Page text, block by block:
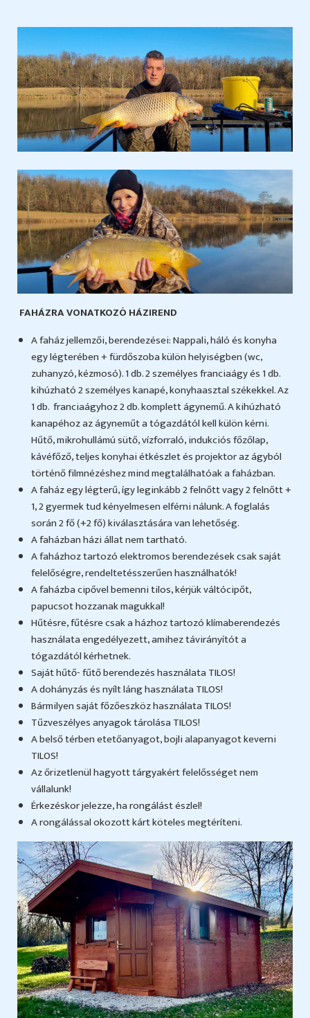
FAHÁZRA VONATKOZÓ HÁZIREND
A faház jellemzői, berendezései: Nappali, háló és konyha
egy légterében + fürdőszoba külön helyiségben (wc,
zuhanyzó, kézmosó). 1 db. 2 személyes franciaágy és 1 db.
kihúzható 2 személyes kanapé, konyhaasztal székekkel. Az
1 db. franciaágyhoz 2 db. komplett ágynemű. A kihúzható
kanapéhoz az ágyneműt a tógazdától kell külön kérni.
Hűtő, mikrohullámú sütő, vízforraló, indukciós főzőlap,
kávéfőző, teljes konyhai étkészlet és projektor az ágyból
történő filmnézéshez mind megtalálhatóak a faházban.
A faház egy légterű, így leginkább 2 felnőtt vagy 2 felnőtt +
1, 2 gyermek tud kényelmesen elférni nálunk. A foglalás
során 2 fő (+2 fő) kiválasztására van lehetőség.
A faházban házi állat nem tartható.
A faházhoz tartozó elektromos berendezések csak saját
felelőségre, rendeltetésszerűen használhatók!
A faházba cipővel bemenni tilos, kérjük váltócipőt,
papucsot hozzanak magukkal!
Hűtésre, fűtésre csak a házhoz tartozó klímaberendezés
használata engedélyezett, amihez távirányítót a
tógazdától kérhetnek.
Saját hűtő- fűtő berendezés használata TILOS!
A dohányzás és nyílt láng használata TILOS!
Bármilyen saját főzőeszköz használata TILOS!
Tűzveszélyes anyagok tárolása TILOS!
A belső térben etetőanyagot, bojli alapanyagot keverni
TILOS!
Az őrizetlenül hagyott tárgyakért felelősséget nem
vállalunk!
Érkezéskor jelezze, ha rongálást észlel!
A rongálással okozott kárt köteles megtéríteni.